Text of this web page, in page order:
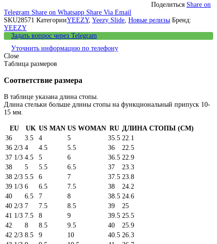
Поделиться Share on
Telegram Share on Whatsapp Share Via Email
SKU28571 КатегорииYEEZY, Yeezy Slide Новые релизы Бренд:
YEEZY
Задать вопрос через Telegram
Уточнить информацию по телефону
Close
Таблица размеров
Соответствие размера
В таблице указана длина стопы.
Длина стельки больше длины стопы на функциональный припуск 10-
15 мм.
EU UK US MAN US WOMAN RU ДЛИНА СТОПЫ (CM)
36
3.5 4 5 35.5 22.1
36 2/3 4 4.5 5.5 36
22.5
37 1/3 4.5 5 6 36.5 22.9
38
5 5.5 6.5 37
23.3
38 2/3 5.5 6 7 37.5 23.8
39 1/3 6 6.5 7.5 38
24.2
40
6.5 7 8 38.5 24.6
40 2/3 7 7.5 8.5 39
25
41 1/3 7.5 8 9 39.5 25.5
42
8 8.5 9.5 40
25.9
42 2/3 8.5 9 10 40.5 26.3